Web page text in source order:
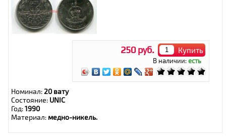
250 руб. Купить
В наличии:есть
Номинал:20 вату
Состояние: UNIC
Год:1990
Материал: медно-никель.